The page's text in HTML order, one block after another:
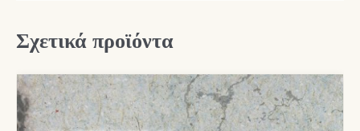
Σχετικά προϊόντα